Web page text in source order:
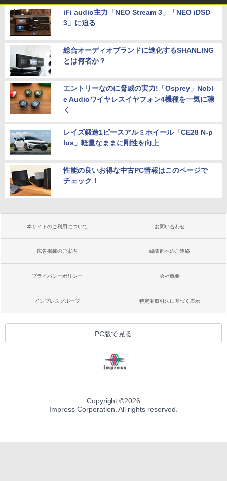
iFi audio主力「NEO Stream 3」「NEO iDSD
3」に迫る
総合オーディオブランドに進化するSHANLING
とは何者か？
エントリーなのに脅威の実力!「Osprey」Nobl
e Audioワイヤレスイヤフォン4機種を一気に聴
く
レイズ鍛造1ピースアルミホイール「CE28 N-p
lus」軽量なままに剛性を向上
性能の良いお得な中古PC情報はこのページで
チェック！
本サイトのご利用について お問い合わせ
広告掲載のご案内 編集部へのご連絡
プライバシーポリシー 会社概要
インプレスグループ 特定商取引法に基づく表示
PC版で見る
Copyright ©2026
Impress Corporation. All rights reserved.